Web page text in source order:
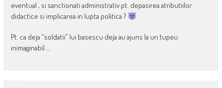
eventual , si sanctionati administrativ pt. depasirea atributiilor
didactice si implicarea in lupta politica ?
Pt. ca deja “soldatii” lui basescu deja au ajuns la un tupeu
inimaginabil …